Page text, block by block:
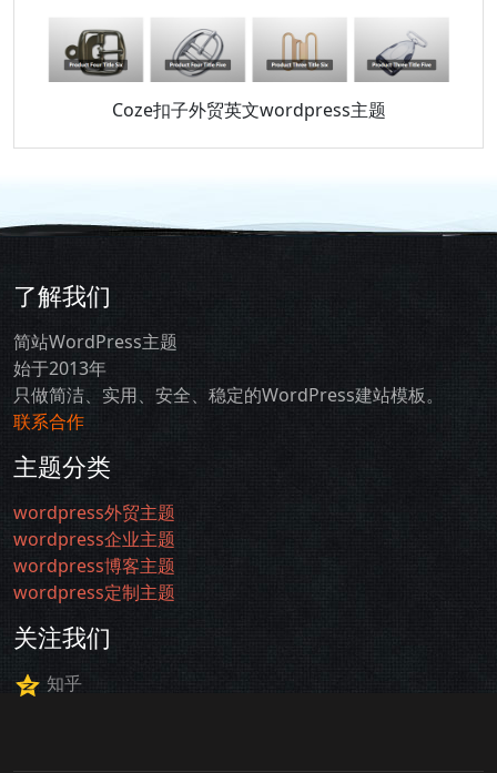
Coze扣子外贸英文wordpress主题
了解我们
简站WordPress主题
始于2013年
只做简洁、实用、安全、稳定的WordPress建站模板。
联系合作
主题分类
wordpress外贸主题
wordpress企业主题
wordpress博客主题
wordpress定制主题
关注我们
知乎